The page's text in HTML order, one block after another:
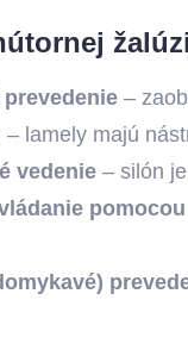
–
– lamely majú
vedenie – silón